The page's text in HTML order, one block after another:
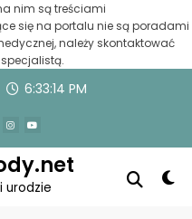
nim są treściami
się na portalu nie są poradami
należy skontaktować
6:33:15 PM
urodzie